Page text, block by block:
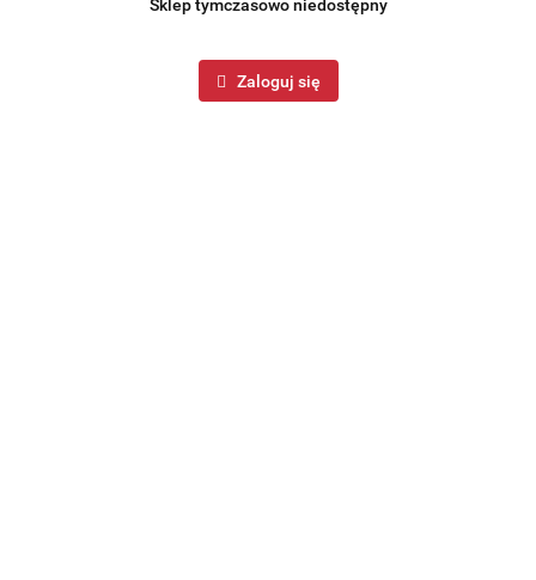
Sklep tymczasowo niedostępny
Zaloguj się